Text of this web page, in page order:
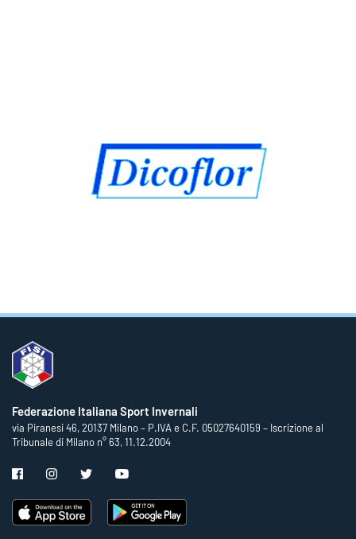
Federazione Italiana Sport Invernali
via Piranesi 46, 20137 Milano – P.IVA e C.F. 05027640159 – Iscrizione al
Tribunale di Milano n° 63, 11.12.2004